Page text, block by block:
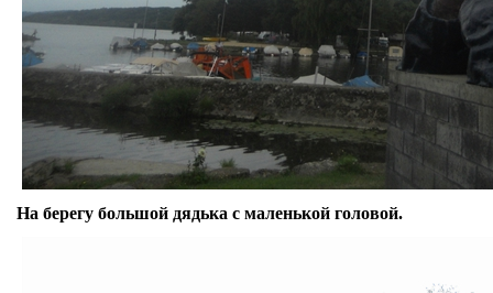
На берегу большой дядька с маленькой головой.